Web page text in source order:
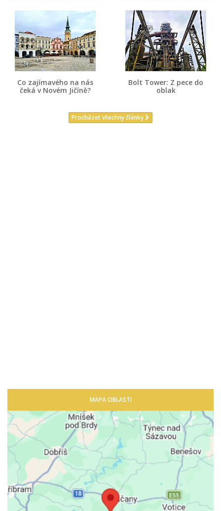
Co zajímavého na nás
čeká v Novém Jičíně?
Bolt Tower: Z pece do
oblak
Procházet všechny články
MAPA OBLASTI